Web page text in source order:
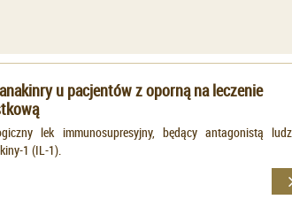
u pacjentów z oporną na leczenie
lek immunosupresyjny, będący antagonistą
1 (IL-1).